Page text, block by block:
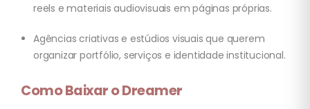
reels e materiais audiovisuais em páginas próprias.
Agências criativas e estúdios visuais que querem
organizar portfólio, serviços e identidade institucional.
Como Baixar o Dreamer